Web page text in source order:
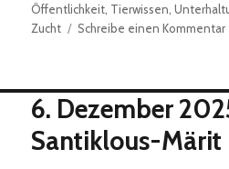
Öffentlichkeit Tierwissen ,
Zucht
Schreibe einen Kommentar
6. Dezember
Santiklous-Märit